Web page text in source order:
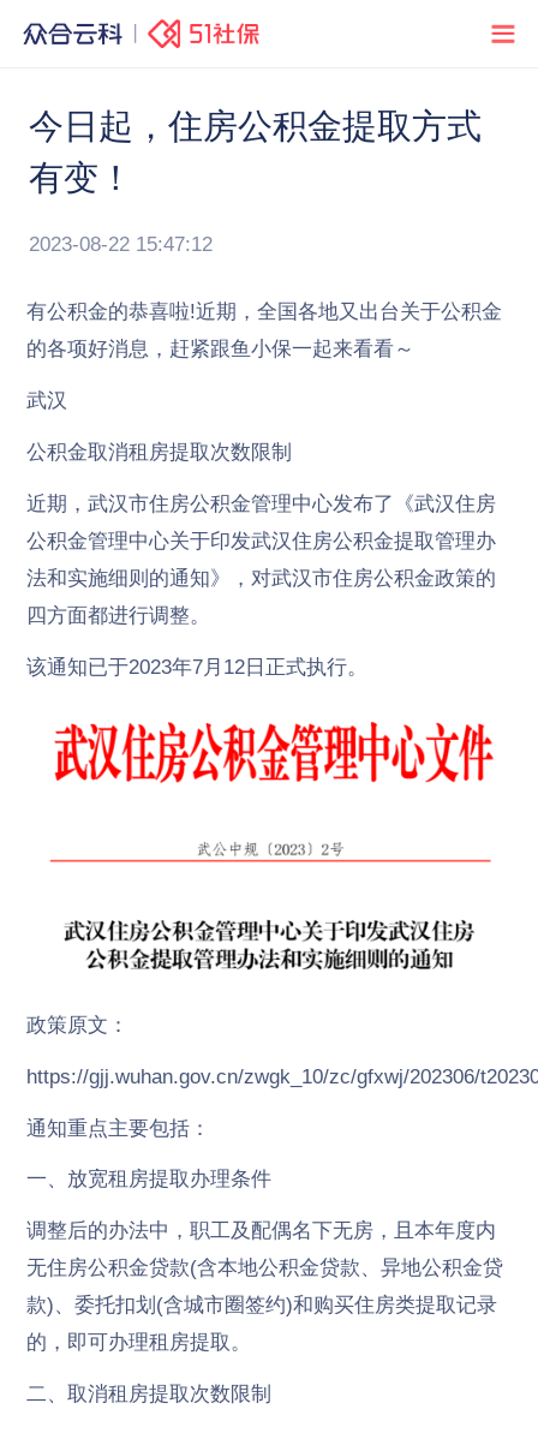
今日起，住房公积金提取方式
有变！
2023-08-22 15:47:12
有公积金的恭喜啦!近期，全国各地又出台关于公积金
的各项好消息，赶紧跟鱼小保一起来看看～
武汉
公积金取消租房提取次数限制
近期，武汉市住房公积金管理中心发布了《武汉住房
公积金管理中心关于印发武汉住房公积金提取管理办
法和实施细则的通知》，对武汉市住房公积金政策的
四方面都进行调整。
该通知已于2023年7月12日正式执行。
政策原文：
https://gjj.wuhan.gov.cn/zwgk_10/zc/gfxwj/202306/
通知重点主要包括：
一、放宽租房提取办理条件
调整后的办法中，职工及配偶名下无房，且本年度内
无住房公积金贷款(含本地公积金贷款、异地公积金贷
款)、委托扣划(含城市圈签约)和购买住房类提取记录
的，即可办理租房提取。
二、取消租房提取次数限制